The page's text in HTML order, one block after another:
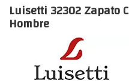
Luisetti 32302 Zapato
Hombre